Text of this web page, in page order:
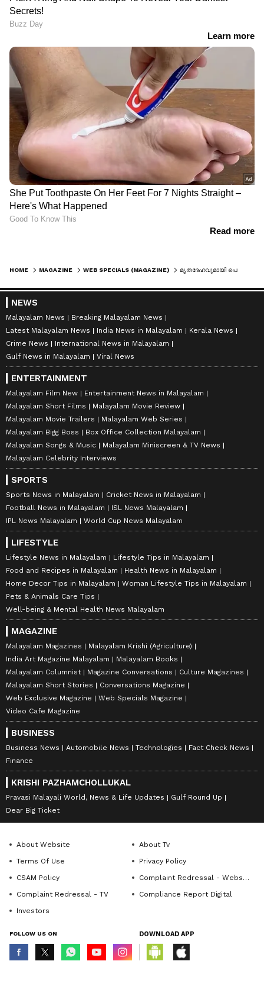
HOME MAGAZINE WEB SPECIALS (MAGAZINE)
NEWS
Malayalam News
Breaking Malayalam News
Latest Malayalam News
India News in Malayalam
Kerala News
Crime News
International News in Malayalam
Gulf News in Malayalam
Viral News
ENTERTAINMENT
Malayalam Film New
Entertainment News in Malayalam
Malayalam Short Films
Malayalam Movie Review
Malayalam Movie Trailers
Malayalam Web Series
Malayalam Bigg Boss
Box Office Collection Malayalam
Malayalam Songs & Music
Malayalam Miniscreen & TV News
Malayalam Celebrity Interviews
SPORTS
Sports News in Malayalam
Cricket News in Malayalam
Football News in Malayalam
ISL News Malayalam
IPL News Malayalam
World Cup News Malayalam
LIFESTYLE
Lifestyle News in Malayalam
Lifestyle Tips in Malayalam
Food and Recipes in Malayalam
Health News in Malayalam
Home Decor Tips in Malayalam
Woman Lifestyle Tips in Malayalam
Pets & Animals Care Tips
Well-being & Mental Health News Malayalam
MAGAZINE
Malayalam Magazines
Malayalam Krishi (Agriculture)
India Art Magazine Malayalam
Malayalam Books
Malayalam Columnist
Magazine Conversations
Culture Magazines
Malayalam Short Stories
Conversations Magazine
Web Exclusive Magazine
Web Specials Magazine
Video Cafe Magazine
BUSINESS
Business News Automobile News Technologies
Fact Check News
Finance
KRISHI PAZHAMCHOLLUKAL
Pravasi Malayali World, News & Life Updates
Gulf Round Up
Dear Big Ticket
About Website
About Tv
Terms Of Use
Privacy Policy
CSAM Policy
Complaint Redressal - Website
Complaint Redressal - TV
Compliance Report Digital
Investors
FOLLOW US ON DOWNLOAD APP